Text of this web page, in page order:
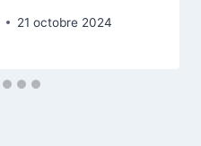
21 octobre 2024